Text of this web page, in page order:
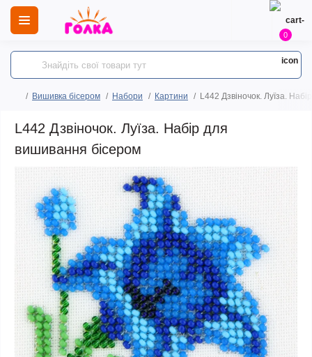
0
Вишивка бісером Набори Картини L442 Дзвіночок. Луїза.
L442 Дзвіночок. Луїза. Набір для
вишивання бісером